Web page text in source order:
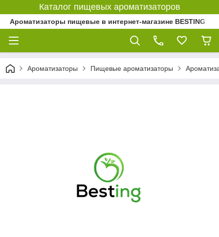
Каталог пищевых ароматизаторов
Ароматизаторы пищевые в интернет-магазине BESTING
Ароматизаторы Пищевые ароматизаторы